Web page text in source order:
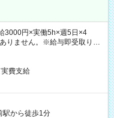
円×実働5h×週5日×4
りません。※給与即受取りサ
費支給
駅から徒歩1分